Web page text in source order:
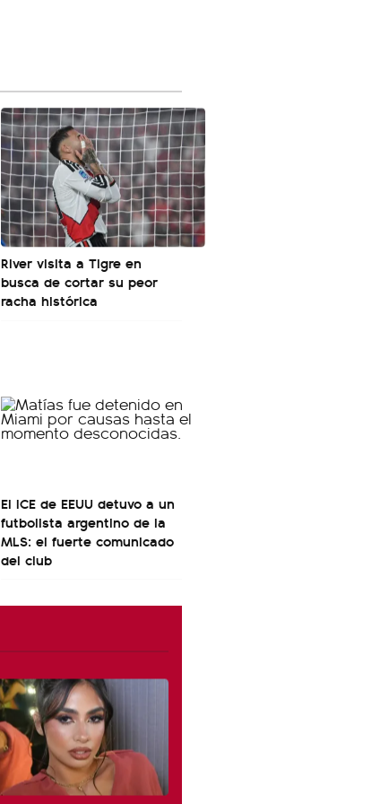
River visita a Tigre en
busca de cortar su peor
racha histórica
El ICE de EEUU detuvo a un
futbolista argentino de la
MLS: el fuerte comunicado
del club